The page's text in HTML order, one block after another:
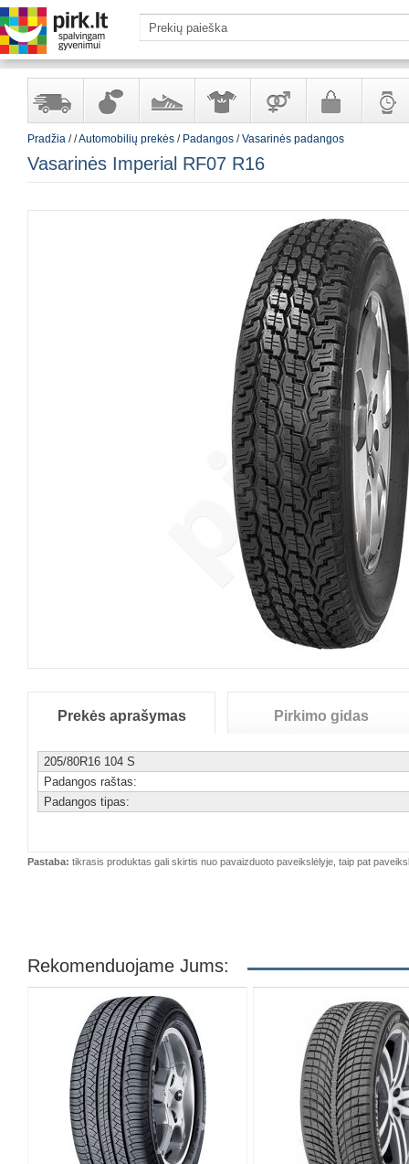
sandėlyje
ir
kosmetika
ir
aksesuarai
suaugusiems
Pradžia //Automobilių prekės / Padangos /Vasarinės padangos
Vasarinės Imperial RF07 R16
Prekės aprašymas Pirkimo gidas
205/80R16 104 S
Padangos raštas:
Padangos tipas:
Pastaba: tikrasis produktas gali skirtis nuo pavaizduoto paveikslėlyje, taip pat
Rekomenduojame Jums: